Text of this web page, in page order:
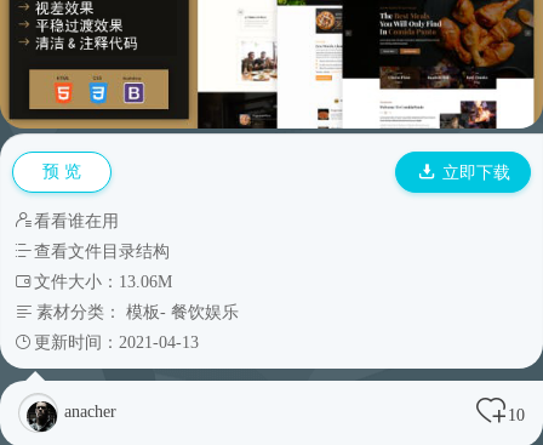
预 览 立即下载
看看谁在用
查看文件目录结构
文件大小：13.06M
素材分类： 模板- 餐饮娱乐
更新时间：2021-04-13
anacher 10